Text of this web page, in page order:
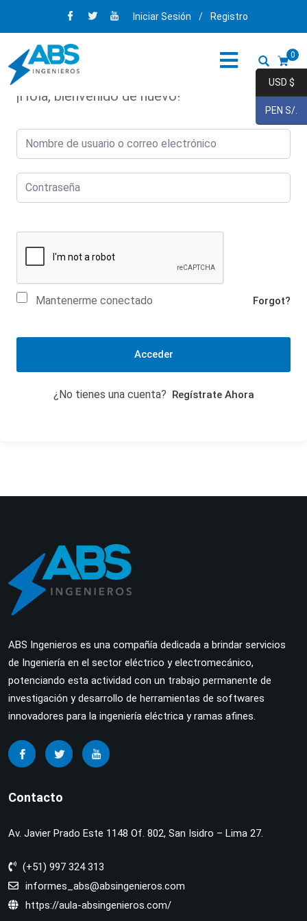
Iniciar Sesión / Registro
0
¡Hola, bienvenido de nuevo!
Mantenerme conectado Forgot?
Acceder
¿No tienes una cuenta? Regístrate Ahora
ABS Ingenieros es una compañía dedicada a brindar servicios
de Ingeniería en el sector eléctrico y electromecánico,
potenciando esta actividad con un trabajo permanente de
investigación y desarrollo de herramientas de softwares
innovadores para la ingeniería eléctrica y ramas afines.
Contacto
Av. Javier Prado Este 1148 Of. 802, San Isidro – Lima 27.
(+51) 997 324 313
informes_abs@absingenieros.com
https://aula-absingenieros.com/
USD $
PEN S/.